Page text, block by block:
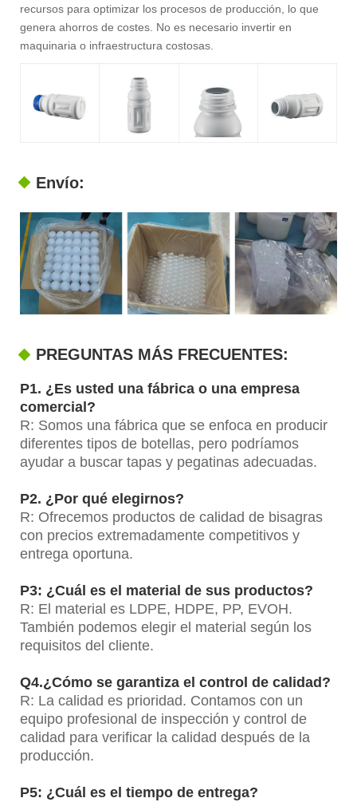
recursos para optimizar los procesos de producción, lo que
genera ahorros de costes. No es necesario invertir en
maquinaria o infraestructura costosas.
Envío:
PREGUNTAS MÁS FRECUENTES:
P1. ¿Es usted una fábrica o una empresa
comercial?
R: Somos una fábrica que se enfoca en producir
diferentes tipos de botellas, pero podríamos
ayudar a buscar tapas y pegatinas adecuadas.
P2. ¿Por qué elegirnos?
R: Ofrecemos productos de calidad de bisagras
con precios extremadamente competitivos y
entrega oportuna.
P3: ¿Cuál es el material de sus productos?
R: El material es LDPE, HDPE, PP, EVOH.
También podemos elegir el material según los
requisitos del cliente.
Q4.¿Cómo se garantiza el control de calidad?
R: La calidad es prioridad. Contamos con un
equipo profesional de inspección y control de
calidad para verificar la calidad después de la
producción.
P5: ¿Cuál es el tiempo de entrega?